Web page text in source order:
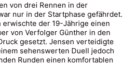
von drei Rennen in der
nur in der Startphase gefährdet.
erwischte der 19-Jährige einen
von Verfolger Günther in den
gesetzt. Jensen verteidigte
sehenswerten Duell jedoch
Runden einen komfortablen